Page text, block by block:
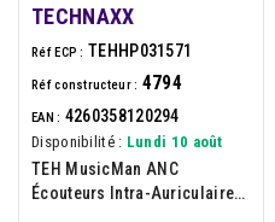
TECHNAXX
Réf ECP : TEHHP031571
Réf constructeur : 4794
EAN : 4260358120294
Disponibilité : Lundi 10 août
TEH MusicMan ANC
Écouteurs Intra-Auriculaires